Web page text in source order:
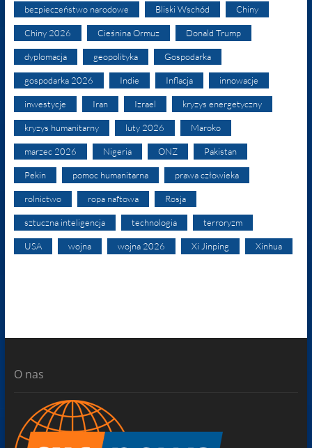
bezpieczeństwo narodowe Bliski Wschód Chiny
Chiny 2026 Cieśnina Ormuz Donald Trump
dyplomacja geopolityka Gospodarka
gospodarka 2026 Indie Inflacja innowacje
inwestycje Iran Izrael kryzys energetyczny
kryzys humanitarny luty 2026 Maroko
marzec 2026 Nigeria ONZ Pakistan
Pekin pomoc humanitarna prawa człowieka
rolnictwo ropa naftowa Rosja
sztuczna inteligencja technologia terroryzm
USA wojna wojna 2026 Xi Jinping Xinhua
O nas